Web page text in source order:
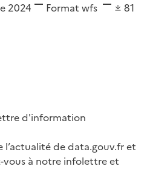
2024 Format wfs
81
d'information
l’actualité de data.gouv.fr et
vous à notre infolettre et